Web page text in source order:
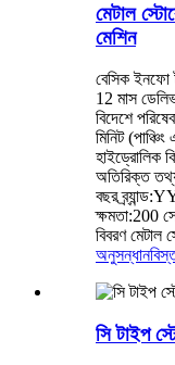
মেটাল
মেশিন
বেসিক ইনফো
12 মাস
বিদেশে
মিনিট
হাইড্রোলিক
অতিরিক্ত
বছর
ক্ষমতা:200
বিবরণ
অনুসন্ধান
সি টাইপ